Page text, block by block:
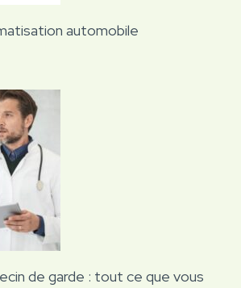
automobile
de garde : tout ce que vous